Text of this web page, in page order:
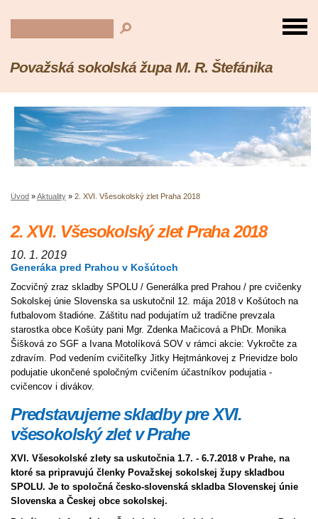
Považská sokolská župa M. R. Štefánika
Úvod »Aktuality » 2. XVI. Všesokolský zlet Praha 2018
2. XVI. Všesokolský zlet Praha 2018
10. 1. 2019
Generáka pred Prahou v Košútoch
Zocvičný zraz skladby SPOLU / Generálka pred Prahou / pre cvičenky
Sokolskej únie Slovenska sa uskutočnil 12. mája 2018 v Košútoch na
futbalovom štadióne. Záštitu nad podujatím už tradične prevzala
starostka obce Košúty pani Mgr. Zdenka Mačicová a PhDr. Monika
Šišková zo SGF a Ivana Motolíková SOV v rámci akcie: Vykročte za
zdravím. Pod vedením cvičiteľky Jitky Hejtmánkovej z Prievidze bolo
podujatie ukončené spoločným cvičením účastníkov podujatia -
cvičencov i divákov.
Predstavujeme skladby pre XVI.
všesokolský zlet v Prahe
XVI. Všesokolské zlety sa uskutočnia 1.7. - 6.7.2018 v Prahe, na
ktoré sa pripravujú členky Považskej sokolskej župy skladbou
SPOLU. Je to spoločná česko-slovenská skladba Slovenskej únie
Slovenska a Českej obce sokolskej.